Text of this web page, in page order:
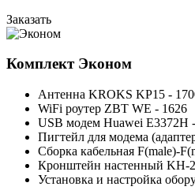
Заказать
Комплект Эконом
Антенна KROKS KP15 -
WiFi роутер ZBT WE - 1626
USB модем Huawei E3372H
Пигтейл для модема
Сборка кабельная F(male)-
Кронштейн настенный KH-
Установка и настройка